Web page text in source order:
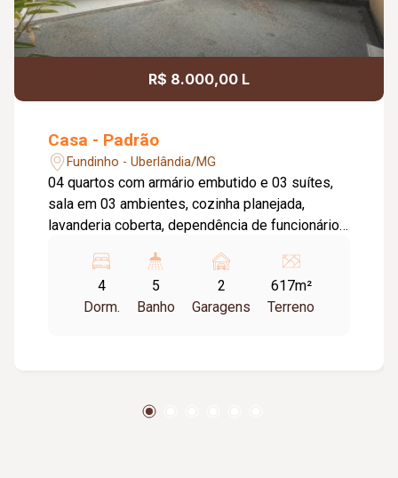
R$ 8.000,00 L
Casa - Padrão
Fundinho - Uberlândia/MG
04 quartos com armário embutido e 03 suítes,
sala em 03 ambientes, cozinha planejada,
lavanderia coberta, dependência de funcionário
churrasqueira, 03 garagem para 03 carros,
portão e porteiro eletrônico. Terreno na rua
lateral com aprox. 264m² todo murado.
4
Dorm.
5
Banho
2
Garagens
617m²
Terreno